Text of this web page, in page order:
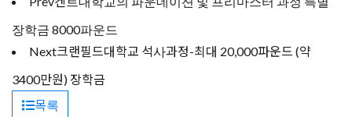
장학금 8000파운드
Next크랜필드대학교 석사과정-최대 20,000파운드 (약
3400만원) 장학금
목록